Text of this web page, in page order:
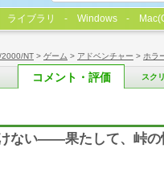
NT > ゲーム > アドベンチャー > ホラ
コメント・評価 スク
ない――果たして、峠の
ライブラリ Windows